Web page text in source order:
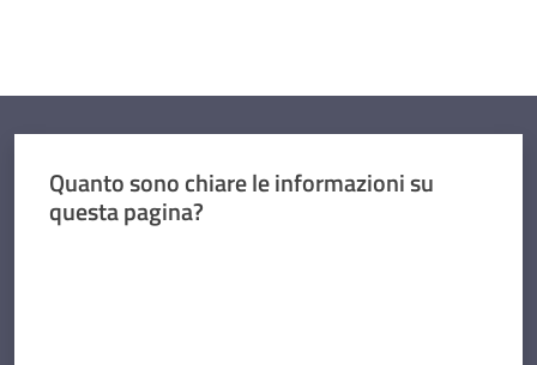
Quanto sono chiare le informazioni su
questa pagina?